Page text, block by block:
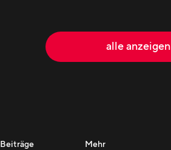
alle anzeigen
Beiträge Mehr